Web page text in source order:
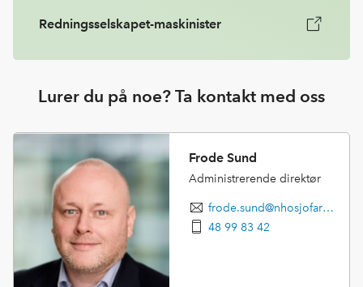
Redningsselskapet-maskinister
Lurer du på noe? Ta kontakt med oss
Frode Sund
Administrerende direktør
frode.sund@nhosjofart.no
48 99 83 42